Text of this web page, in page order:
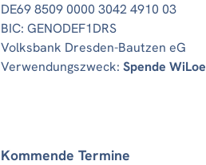
DE69 8509 0000 3042 4910 03
BIC: GENODEF1DRS
Volksbank Dresden-Bautzen eG
Verwendungszweck:Spende WiLoe
Kommende Termine